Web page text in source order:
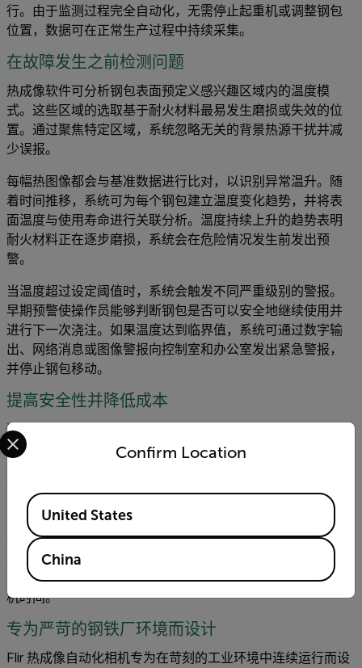
行。由于监测过程完全自动化，无需停止起重机或调整钢包
位置，数据可在正常生产过程中持续采集。
在故障发生之前检测问题
热成像软件可分析钢包表面预定义感兴趣区域内的温度模
式。这些区域的选取基于耐火材料最易发生磨损或失效的位
置。通过聚焦特定区域，系统忽略无关的背景热源干扰并减
少误报。
每幅热图像都会与基准数据进行比对，以识别异常温升。随
着时间推移，系统可为每个钢包建立温度变化趋势，并将表
面温度与使用寿命进行关联分析。温度持续上升的趋势表明
耐火材料正在逐步磨损，系统会在危险情况发生前发出预
警。
当温度超过设定阈值时，系统会触发不同严重级别的警报。
早期预警使操作员能够判断钢包是否可以安全地继续使用并
进行下一次浇注。如果温度达到临界值，系统可通过数字输
出、网络消息或图像警报向控制室和办公室发出紧急警报，
并停止钢包移动。
提高安全性并降低成本
通过减少对人工检查的依赖，并降低人员进入高风险区域的
频率，连续钢包监测可提高工厂安全性。同时它还为维护决
基于经验的重衬计划，而是基于实际数据判断耐火材料状
态。
这种方法使钢包能够在确保安全的前提下，实现最大炉次使
用，从而延长耐火材料寿命。更准确的维护计划可减少不必
要的重衬，降低耐火材料成本，并最大限度地减少计划外停
机时间。
专为严苛的钢铁厂环境而设计
Flir 热成像自动化相机专为在苛刻的工业环境中连续运行而设
Confirm Location
Select your preferred country and language from the
Available Locations
United States
China